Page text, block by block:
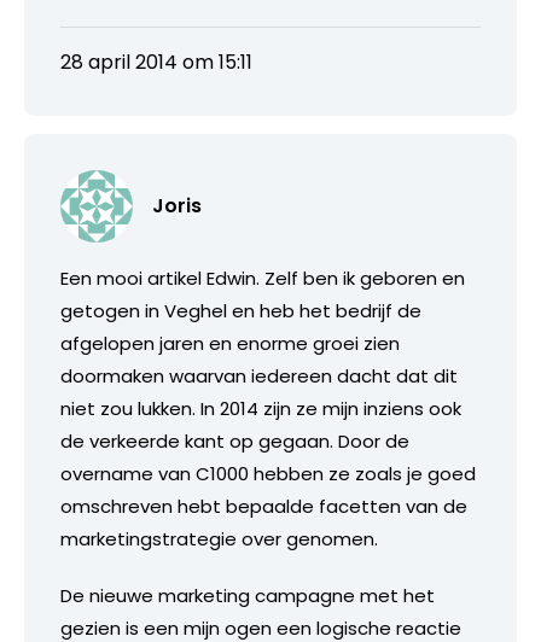
28 april 2014 om 15:11
Joris
Een mooi artikel Edwin. Zelf ben ik geboren en
getogen in Veghel en heb het bedrijf de
afgelopen jaren en enorme groei zien
doormaken waarvan iedereen dacht dat dit
niet zou lukken. In 2014 zijn ze mijn inziens ook
de verkeerde kant op gegaan. Door de
overname van C1000 hebben ze zoals je goed
omschreven hebt bepaalde facetten van de
marketingstrategie over genomen.
De nieuwe marketing campagne met het
gezien is een mijn ogen een logische reactie